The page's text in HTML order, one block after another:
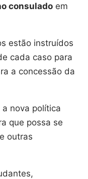
consulado em
estão instruídos
cada caso para
a concessão da
nova política
que possa se
outras